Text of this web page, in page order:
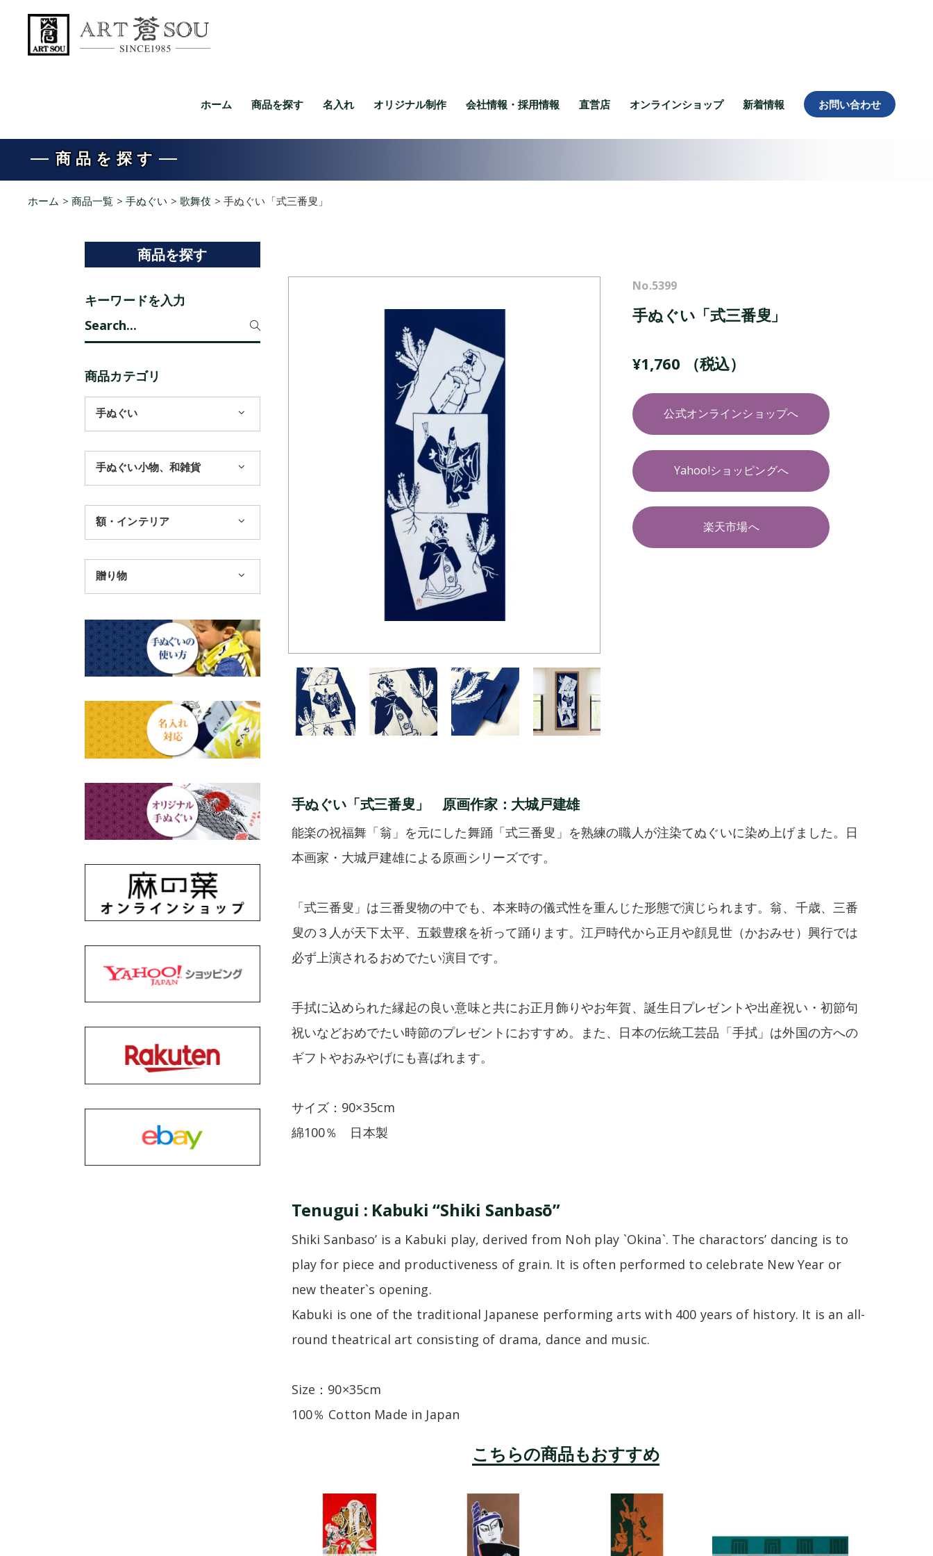
ホーム 商品を探す 名入れ オリジナル制作 会社情報・採用情報 直営店 オンラインショップ 新着情報 お問い合わせ
商品を探す
ホーム > 商品一覧 > 手ぬぐい >歌舞伎 > 手ぬぐい「式三番叟」
No.5399
手ぬぐい「式三番叟」
¥1,760 （税込）
公式オンラインショップへ
Yahoo!ショッピングへ
楽天市場へ
手ぬぐい「式三番叟」 原画作家：大城戸建雄
能楽の祝福舞「翁」を元にした舞踊「式三番叟」を熟練の職人が注染てぬぐいに染め上げました。日
本画家・大城戸建雄による原画シリーズです。
「式三番叟」は三番叟物の中でも、本来時の儀式性を重んじた形態で演じられます。翁、千歳、三番
叟の３人が天下太平、五穀豊穣を祈って踊ります。江戸時代から正月や顔見世（かおみせ）興行では
必ず上演されるおめでたい演目です。
手拭に込められた縁起の良い意味と共にお正月飾りやお年賀、誕生日プレゼントや出産祝い・初節句
祝いなどおめでたい時節のプレゼントにおすすめ。また、日本の伝統工芸品「手拭」は外国の方への
ギフトやおみやげにも喜ばれます。
サイズ：90×35cm
綿100％ 日本製
Tenugui : Kabuki “Shiki Sanbasō”
Shiki Sanbaso’ is a Kabuki play, derived from Noh play `Okina`. The charactors’ dancing is to
play for piece and productiveness of grain. It is often performed to celebrate New Year or
new theater`s opening.
Kabuki is one of the traditional Japanese performing arts with 400 years of history. It is an all-
round theatrical art consisting of drama, dance and music.
Size：90×35cm
100％ Cotton Made in Japan
商品を探す
キーワードを入力
Search
商品カテゴリ
手ぬぐい
3,300円まで
11,000円まで
季節のおすすめ
浮世絵・名画名作・古典
四季
江戸小紋・総柄・無地
ギフトセット
手ぬぐい小物、和雑貨
扇子
トートバッグ
赤ちゃん甚平
チーフ・風呂敷
ステーショナリー
額・インテリア
TokyoTokyo選定商品
タペストリー・掛軸・パネル
額
贈り物
母の日ギフト
結婚祝い
秋のギフト